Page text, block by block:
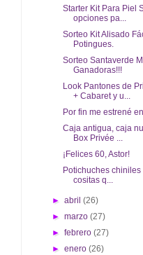
Starter Kit Para Piel
opciones pa...
Sorteo Kit Alisado
Potingues.
Sorteo Santaverde
Ganadoras!!!
Look Pantones de
+ Cabaret y u...
Por fin me estrené
Caja antigua, caja
Box Privée ...
¡Felices 60, Astor!
Potichuches
cositas q...
►abril(26)
►marzo(27)
►febrero(27)
►enero(26)